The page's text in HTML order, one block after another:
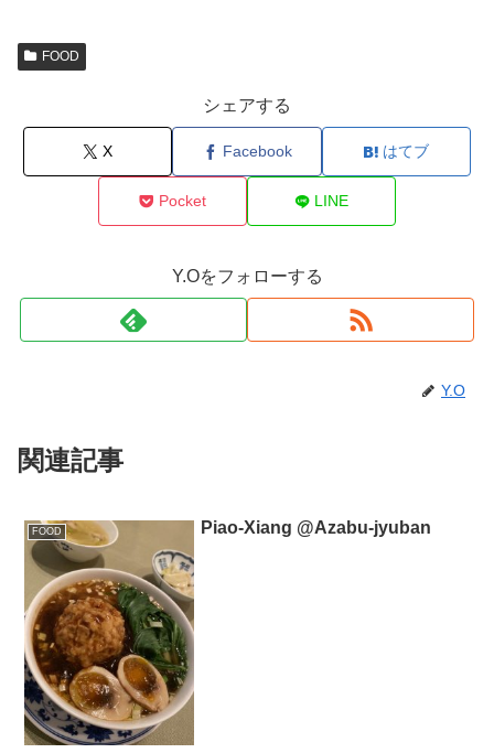
FOOD
シェアする
X Facebook はてブ
Pocket LINE
Y.Oをフォローする
Y.O
関連記事
FOOD Piao-Xiang @Azabu-jyuban